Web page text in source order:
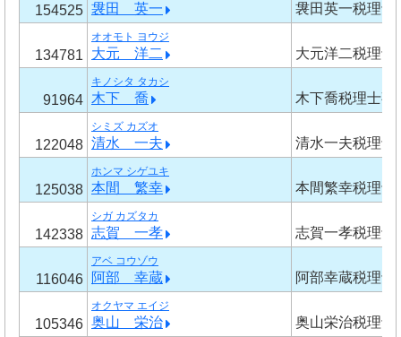
154525 袰田 英一 袰田英一税理士
134781
オオモト ヨウジ
大元 洋二 大元洋二税理士
91964
キノシタ タカシ
木下 喬 木下喬税理士事
122048
シミズ カズオ
清水 一夫 清水一夫税理士
125038
ホンマ シゲユキ
本間 繁幸 本間繁幸税理士
142338
シガ カズタカ
志賀 一孝 志賀一孝税理士
116046
アベ コウゾウ
阿部 幸蔵 阿部幸蔵税理士
105346
オクヤマ エイジ
奥山 栄治 奥山栄治税理士